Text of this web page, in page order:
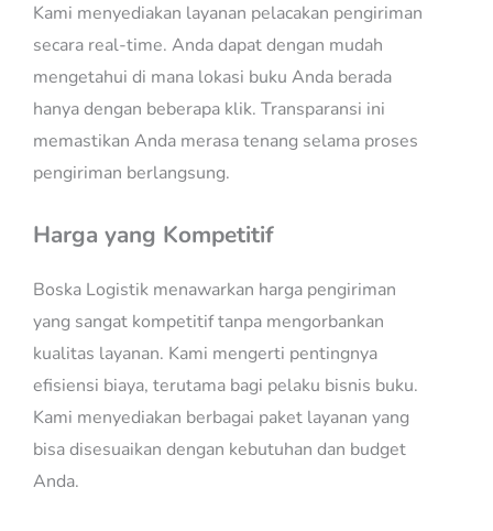
Kami menyediakan layanan pelacakan pengiriman
secara real-time. Anda dapat dengan mudah
mengetahui di mana lokasi buku Anda berada
hanya dengan beberapa klik. Transparansi ini
memastikan Anda merasa tenang selama proses
pengiriman berlangsung.
Harga yang Kompetitif
Boska Logistik menawarkan harga pengiriman
yang sangat kompetitif tanpa mengorbankan
kualitas layanan. Kami mengerti pentingnya
efisiensi biaya, terutama bagi pelaku bisnis buku.
Kami menyediakan berbagai paket layanan yang
bisa disesuaikan dengan kebutuhan dan budget
Anda.